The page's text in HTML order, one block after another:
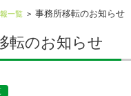
一覧> 事務所移転のお知らせ
転のお知らせ